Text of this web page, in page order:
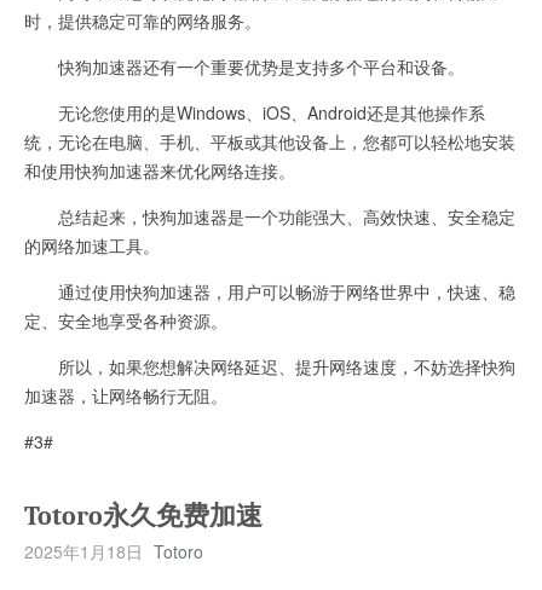
时，提供稳定可靠的网络服务。
快狗加速器还有一个重要优势是支持多个平台和设备。
无论您使用的是Windows、iOS、Android还是其他操作系
统，无论在电脑、手机、平板或其他设备上，您都可以轻松地安装
和使用快狗加速器来优化网络连接。
总结起来，快狗加速器是一个功能强大、高效快速、安全稳定
的网络加速工具。
通过使用快狗加速器，用户可以畅游于网络世界中，快速、稳
定、安全地享受各种资源。
所以，如果您想解决网络延迟、提升网络速度，不妨选择快狗
加速器，让网络畅行无阻。
#3#
Totoro永久免费加速
2025年1月18日 Totoro